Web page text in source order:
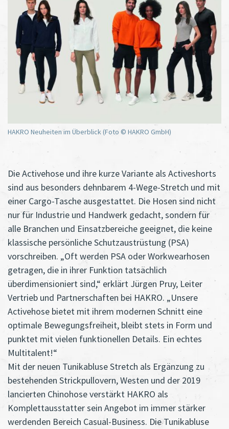
HAKRO Neuheiten im Überblick (Foto © HAKRO GmbH)
Die Activehose und ihre kurze Variante als Activeshorts
sind aus besonders dehnbarem 4-Wege-Stretch und mit
einer Cargo-Tasche ausgestattet. Die Hosen sind nicht
nur für Industrie und Handwerk gedacht, sondern für
alle Branchen und Einsatzbereiche geeignet, die keine
klassische persönliche Schutzaustrüstung (PSA)
vorschreiben. „Oft werden PSA oder Workwearhosen
getragen, die in ihrer Funktion tatsächlich
überdimensioniert sind,“ erklärt Jürgen Pruy, Leiter
Vertrieb und Partnerschaften bei HAKRO. „Unsere
Activehose bietet mit ihrem modernen Schnitt eine
optimale Bewegungsfreiheit, bleibt stets in Form und
punktet mit vielen funktionellen Details. Ein echtes
Multitalent!“
Mit der neuen Tunikabluse Stretch als Ergänzung zu
bestehenden Strickpullovern, Westen und der 2019
lancierten Chinohose verstärkt HAKRO als
Komplettausstatter sein Angebot im immer stärker
werdenden Bereich Casual-Business. Die Tunikabluse